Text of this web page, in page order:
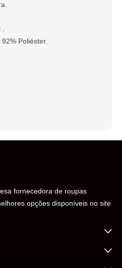
Poliéster.
fornecedora de roupas
opções disponíveis no site